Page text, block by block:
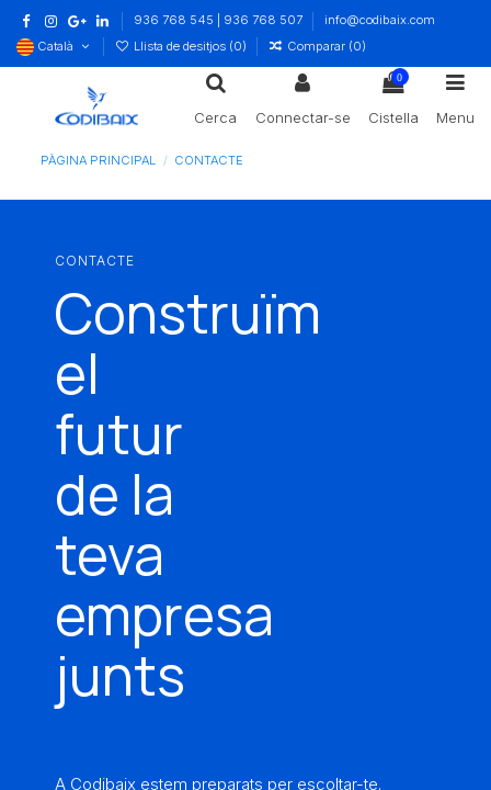
936 768 545 | 936 768 507
info@codibaix.com
Català
Llista de desitjos (0) Comparar (0)
Cerca Connectar-se
0
Cistella Menu
PÀGINA PRINCIPAL CONTACTE
CONTACTE
Construïm
el
futur
de la
teva
empresa
junts
A Codibaix estem preparats per escoltar-te.